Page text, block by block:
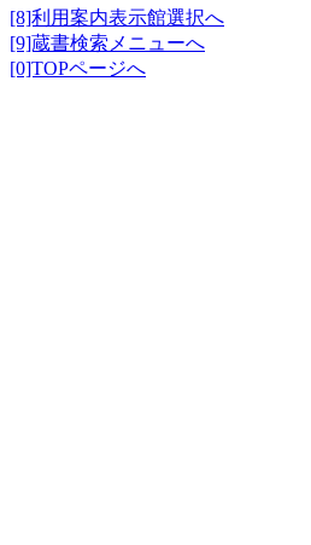
[8]利用案内表示館選択へ
[9]蔵書検索メニューへ
[0]TOPページへ